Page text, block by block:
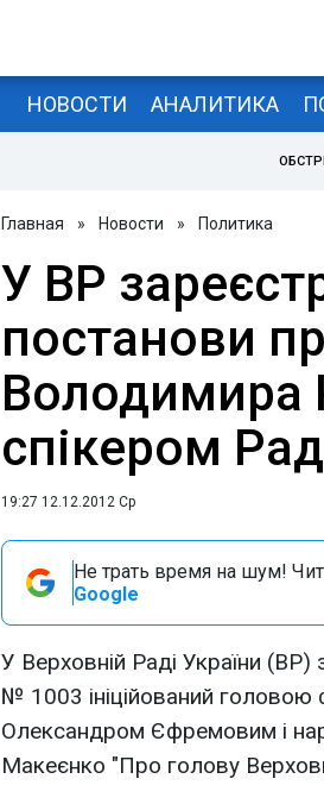
НОВОСТИ АНАЛИТИКА
Главная » Новости » Политика
У ВР
постанови
Володимира
спікером
19:27 12.12.2012 Ср
Не трать время на шум!
Google
У Верховній Раді України
№ 1003 ініційований головою
Олександром Єфремовим і
Макеєнко "Про голову